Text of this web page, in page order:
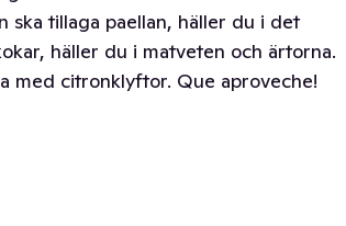
ska tillaga paellan, häller du i det
häller du i matveten och ärtorna.
med citronklyftor. Que aproveche!